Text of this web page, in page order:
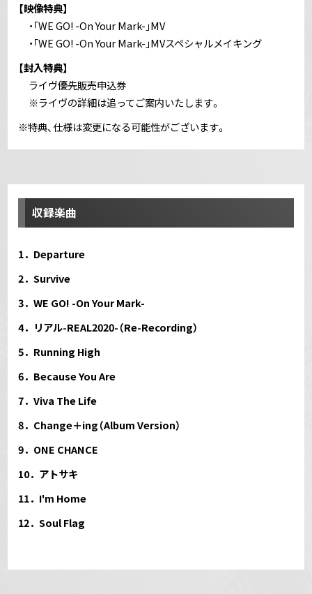
【映像特典】
・｢WE GO! -On Your Mark-｣MV
・｢WE GO! -On Your Mark-｣MVスペシャルメイキング
【封入特典】
ライヴ優先販売申込券
※ライヴの詳細は追ってご案内いたします。
※特典、仕様は変更になる可能性がございます。
収録楽曲
1．Departure
2．Survive
3．WE GO! -On Your Mark-
4．リアル-REAL2020-（Re-Recording）
5．Running High
6．Because You Are
7．Viva The Life
8．Change＋ing（Album Version）
9．ONE CHANCE
10．アトサキ
11．I'm Home
12．Soul Flag